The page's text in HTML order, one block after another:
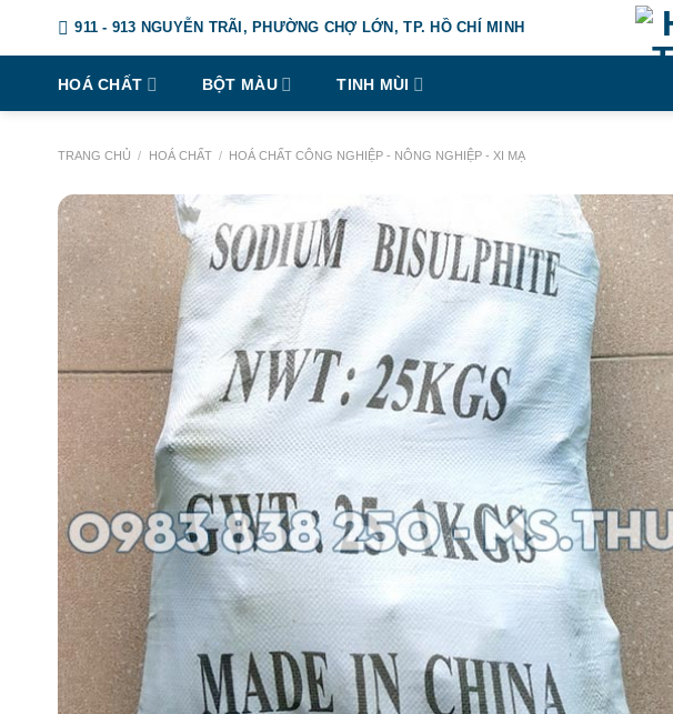
911 - 913 NGUYỄN TRÃI, PHƯỜNG CHỢ LỚN, TP. HỒ CHÍ MINH
HOÁ CHẤT BỘT MÀU TINH MÙI
TRANG CHỦ / HOÁ CHẤT / HOÁ CHẤT CÔNG NGHIỆP - NÔNG NGHIỆP - XI MẠ